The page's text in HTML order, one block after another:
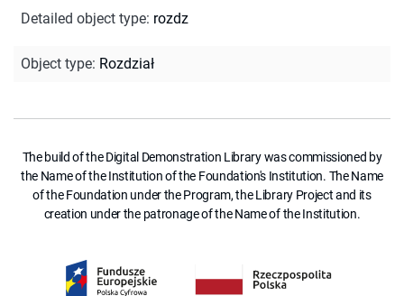
Detailed object type: rozdz
Object type: Rozdział
The build of the Digital Demonstration Library was commissioned by
the Name of the Institution of the Foundation's Institution. The Name
of the Foundation under the Program, the Library Project and its
creation under the patronage of the Name of the Institution.